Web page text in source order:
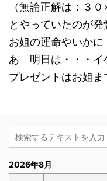
（無論正解は：３
とやっていたのが発
お姐の運命やいかに
あ 明日は・・・イ
プレゼントはお姐
2026年8月